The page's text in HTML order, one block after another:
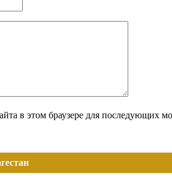
в этом браузере для последующих